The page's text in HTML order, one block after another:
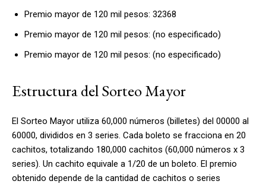
Premio mayor de 120 mil pesos: 32368
Premio mayor de 120 mil pesos: (no especificado)
Premio mayor de 120 mil pesos: (no especificado)
Estructura del Sorteo Mayor
El Sorteo Mayor utiliza 60,000 números (billetes) del 00000 al
60000, divididos en 3 series. Cada boleto se fracciona en 20
cachitos, totalizando 180,000 cachitos (60,000 números x 3
series). Un cachito equivale a 1/20 de un boleto. El premio
obtenido depende de la cantidad de cachitos o series